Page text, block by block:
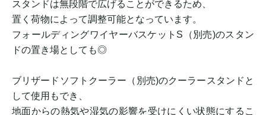
スタンドは無段階で広げることができるため、
置く荷物によって調整可能となっています。
フォールディングワイヤーバスケットS（別売)のスタン
ドの置き場としても◎
ブリザードソフトクーラー（別売)のクーラースタンドと
して使用もでき、
地面からの熱気や湿気の影響を受けにくい状態にするこ